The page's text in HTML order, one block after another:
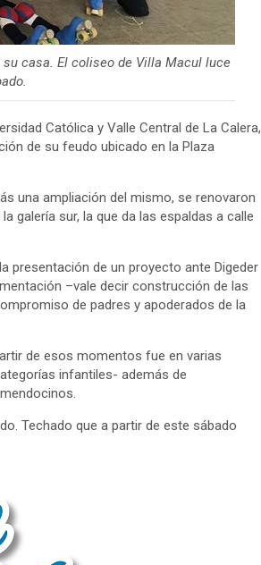
casa. El coliseo de Villa Macul luce
Católica y Valle Central de La Calera,
de su feudo ubicado en la Plaza
una ampliación del mismo, se renovaron
galería sur, la que da las espaldas a calle
presentación de un proyecto ante Digeder
–vale decir construcción de las
de padres y apoderados de la
de esos momentos fue en varias
infantiles- además de
Techado que a partir de este sábado